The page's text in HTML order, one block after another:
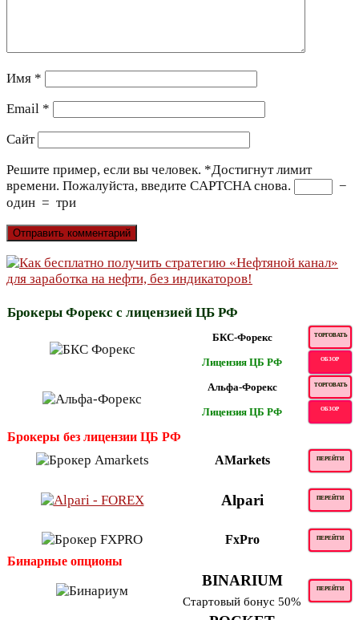
Имя *
Email *
Сайт
Решите пример, если вы человек. *Достигнут лимит
времени. Пожалуйста, введите CAPTCHA снова.
−
один = три
Брокеры Форекс с лицензией ЦБ РФ
БКС-Форекс ТОРГОВАТЬ
Лицензия ЦБ РФ ОБЗОР
Альфа-Форекс ТОРГОВАТЬ
Лицензия ЦБ РФ ОБЗОР
Брокеры без лицензии ЦБ РФ
AMarkets
ПЕРЕЙТИ
Alpari ПЕРЕЙТИ
FxPro ПЕРЕЙТИ
Бинарные опционы
BINARIUM ПЕРЕЙТИ
Стартовый бонус 50%